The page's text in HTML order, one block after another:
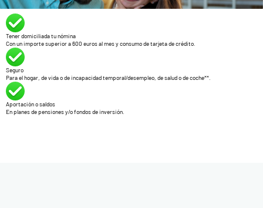
Tener domiciliada tu nómina
Con un importe superior a 600 euros al mes y consumo de tarjeta de crédito.
Seguro
Para el hogar, de vida o de incapacidad temporal/desempleo, de salud o de coche**.
Aportación o saldos
En planes de pensiones y/o fondos de inversión.